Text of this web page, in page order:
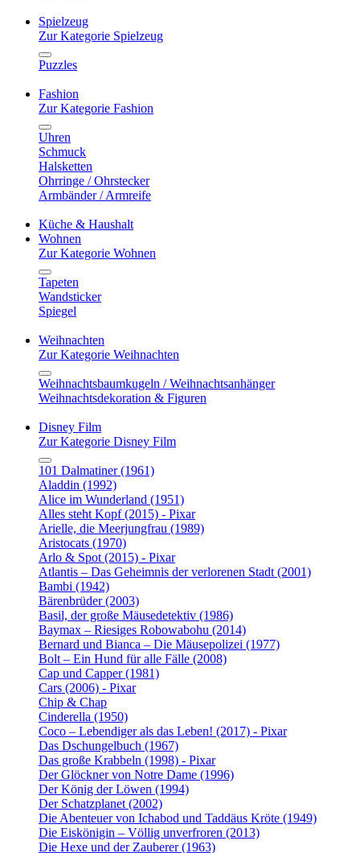
Spielzeug
Zur Kategorie Spielzeug
Puzzles
Fashion
Zur Kategorie Fashion
Uhren
Schmuck
Halsketten
Ohrringe / Ohrstecker
Armbänder / Armreife
Küche & Haushalt
Wohnen
Zur Kategorie Wohnen
Tapeten
Wandsticker
Spiegel
Weihnachten
Zur Kategorie Weihnachten
Weihnachtsbaumkugeln / Weihnachtsanhänger
Weihnachtsdekoration & Figuren
Disney Film
Zur Kategorie Disney Film
101 Dalmatiner (1961)
Aladdin (1992)
Alice im Wunderland (1951)
Alles steht Kopf (2015) - Pixar
Arielle, die Meerjungfrau (1989)
Aristocats (1970)
Arlo & Spot (2015) - Pixar
Atlantis – Das Geheimnis der verlorenen Stadt (2001)
Bambi (1942)
Bärenbrüder (2003)
Basil, der große Mäusedetektiv (1986)
Baymax – Riesiges Robowabohu (2014)
Bernard und Bianca – Die Mäusepolizei (1977)
Bolt – Ein Hund für alle Fälle (2008)
Cap und Capper (1981)
Cars (2006) - Pixar
Chip & Chap
Cinderella (1950)
Coco – Lebendiger als das Leben! (2017) - Pixar
Das Dschungelbuch (1967)
Das große Krabbeln (1998) - Pixar
Der Glöckner von Notre Dame (1996)
Der König der Löwen (1994)
Der Schatzplanet (2002)
Die Abenteuer von Ichabod und Taddäus Kröte (1949)
Die Eiskönigin – Völlig unverfroren (2013)
Die Hexe und der Zauberer (1963)